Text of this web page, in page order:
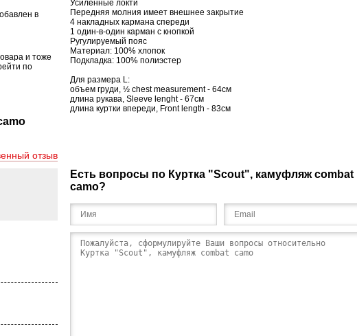
в
и тоже
по
отзыв
Усиленныелокти
Передняя молния имеет внешнее закрытие
4 накладных карманаспереди
1 один-в-одинкарман с кнопкой
Ругулируемый пояс
Материал: 100% хлопок
Подкладка: 100% полиэстер
Для размера L:
объем груди, ½ chest measurement - 64см
длина рукава, Sleeve lenght - 67см
длина куртки впереди, Front length - 83см
Есть вопросы по Куртка "Scout", камуфляж combat
camo?